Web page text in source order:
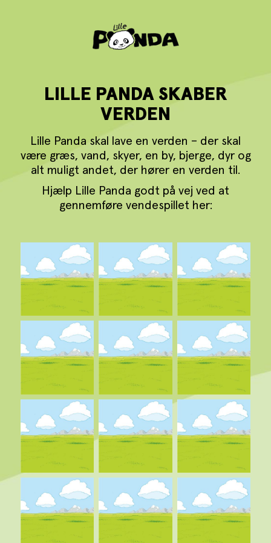
LILLE PANDA SKABER
VERDEN
Lille Panda skal lave en verden – der skal
være græs, vand, skyer, en by, bjerge, dyr og
alt muligt andet, der hører en verden til.
Hjælp Lille Panda godt på vej ved at
gennemføre vendespillet her: